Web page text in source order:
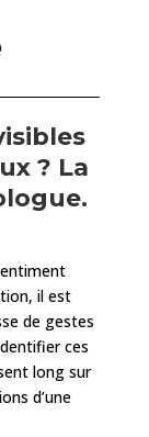
? La
il est
de gestes
ces
long sur
d’une